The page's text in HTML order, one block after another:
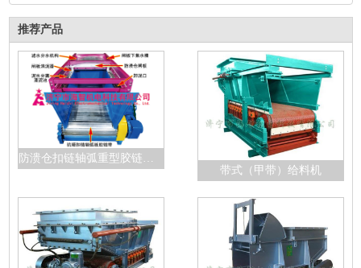
推荐产品
带式（甲带）给料机